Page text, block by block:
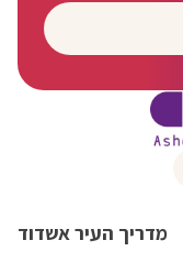
מדריך העיר אשדוד